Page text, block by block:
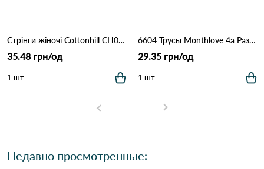
Стрінги жіночі Cottonhill CH0610 Марсала
35.48 грн/од
1 шт
6604 Трусы Monthlove 4а Различные цвета
29.35 грн/од
1 шт
Недавно просмотренные: